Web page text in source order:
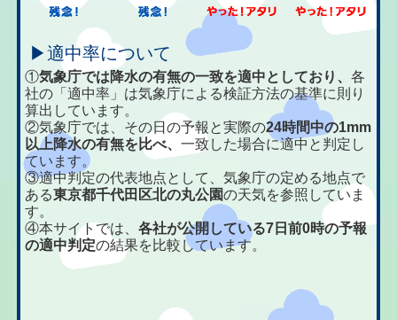
▶適中率について
①気象庁では降水の有無の一致を適中としており、各
社の「適中率」は気象庁による検証方法の基準に則り
算出しています。
②気象庁では、その日の予報と実際の24時間中の1mm
以上降水の有無を比べ、一致した場合に適中と判定し
ています。
③適中判定の代表地点として、気象庁の定める地点で
ある東京都千代田区北の丸公園の天気を参照していま
す。
④本サイトでは、各社が公開している7日前0時の予報
の適中判定の結果を比較しています。